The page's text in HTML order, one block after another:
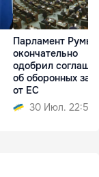
Парламент
окончательно
одобрил
об оборонных
от ЕС
30 Июл. 22:58